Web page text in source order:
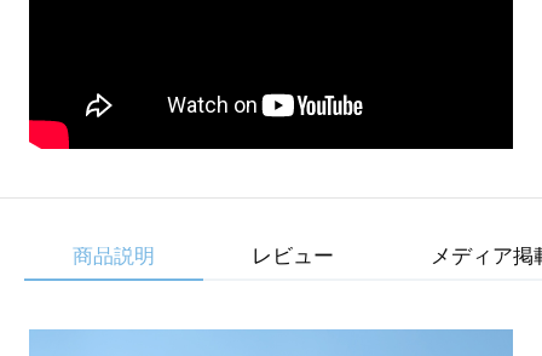
商品説明 レビュー メディア掲